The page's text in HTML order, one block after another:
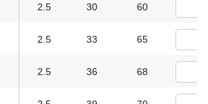
2.5 30 60
2.5 33 65
2.5 36 68